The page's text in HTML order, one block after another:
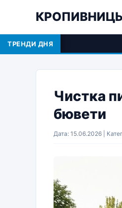
ТРЕНДИ ДНЯ
Чистка
бювети
Дата: 15.06.2026 |